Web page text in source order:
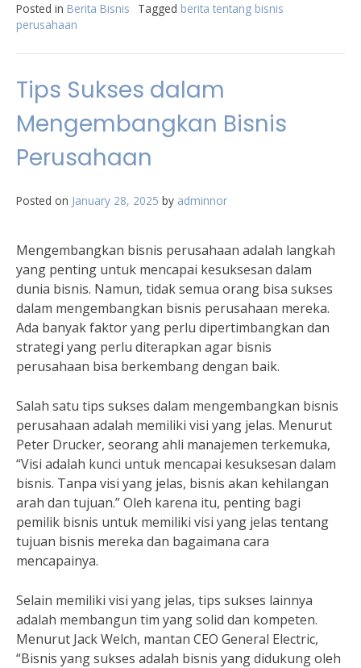
Posted in Berita Bisnis Tagged berita tentang bisnis
perusahaan
Tips Sukses dalam
Mengembangkan Bisnis
Perusahaan
Posted on January 28, 2025 by adminnor
Mengembangkan bisnis perusahaan adalah langkah
yang penting untuk mencapai kesuksesan dalam
dunia bisnis. Namun, tidak semua orang bisa sukses
dalam mengembangkan bisnis perusahaan mereka.
Ada banyak faktor yang perlu dipertimbangkan dan
strategi yang perlu diterapkan agar bisnis
perusahaan bisa berkembang dengan baik.
Salah satu tips sukses dalam mengembangkan bisnis
perusahaan adalah memiliki visi yang jelas. Menurut
Peter Drucker, seorang ahli manajemen terkemuka,
“Visi adalah kunci untuk mencapai kesuksesan dalam
bisnis. Tanpa visi yang jelas, bisnis akan kehilangan
arah dan tujuan.” Oleh karena itu, penting bagi
pemilik bisnis untuk memiliki visi yang jelas tentang
tujuan bisnis mereka dan bagaimana cara
mencapainya.
Selain memiliki visi yang jelas, tips sukses lainnya
adalah membangun tim yang solid dan kompeten.
Menurut Jack Welch, mantan CEO General Electric,
“Bisnis yang sukses adalah bisnis yang didukung oleh